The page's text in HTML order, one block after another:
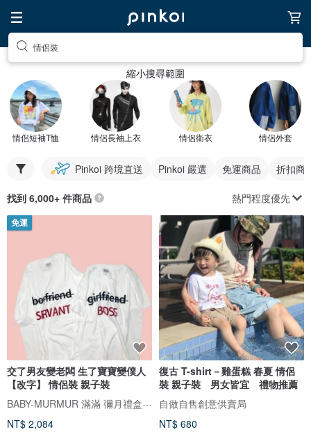
情侶裝
縮小搜尋範圍
情侶短袖T恤 情侶長袖上衣 情侶衛衣 情侶外套
Pinkoi 跨境直送 Pinkoi 嚴選 免運商品 折扣商
找到 6,000+ 件商品 熱門程度優先
免運
交了男友變老闆 生了寶寶變僕人
【改字】 情侶裝 親子裝
BABY-MURMUR 滿滿 彌月禮盒 親子裝
NT$ 2,084
復古 T-shirt－雞蛋糕 春夏 情侶
裝 親子裝 男女皆宜 禮物推薦
自做自售創意供賣局
NT$ 680